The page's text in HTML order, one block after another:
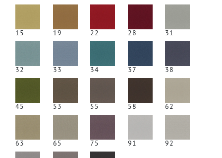
15 19 22 28 31
32 33 34 37 38
45 53 55 58 62
63 65 75 91 92